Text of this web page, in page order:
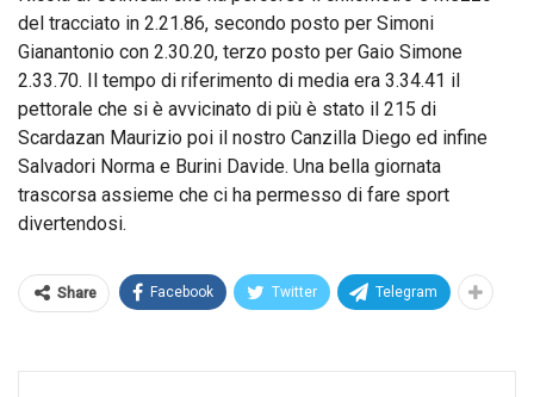
del tracciato in 2.21.86, secondo posto per Simoni
Gianantonio con 2.30.20, terzo posto per Gaio Simone
2.33.70. Il tempo di riferimento di media era 3.34.41 il
pettorale che si è avvicinato di più è stato il 215 di
Scardazan Maurizio poi il nostro Canzilla Diego ed infine
Salvadori Norma e Burini Davide. Una bella giornata
trascorsa assieme che ci ha permesso di fare sport
divertendosi.
Share Facebook Twitter Telegram